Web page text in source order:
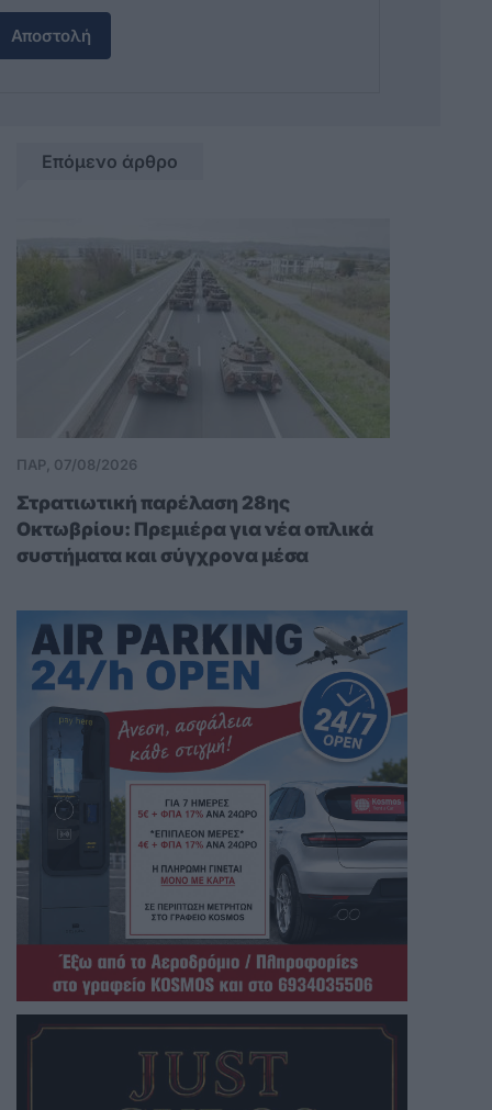
Αποστολή
Επόμενο άρθρο
ΠΑΡ, 07/08/2026
Στρατιωτική παρέλαση 28ης
Οκτωβρίου: Πρεμιέρα για νέα οπλικά
συστήματα και σύγχρονα μέσα